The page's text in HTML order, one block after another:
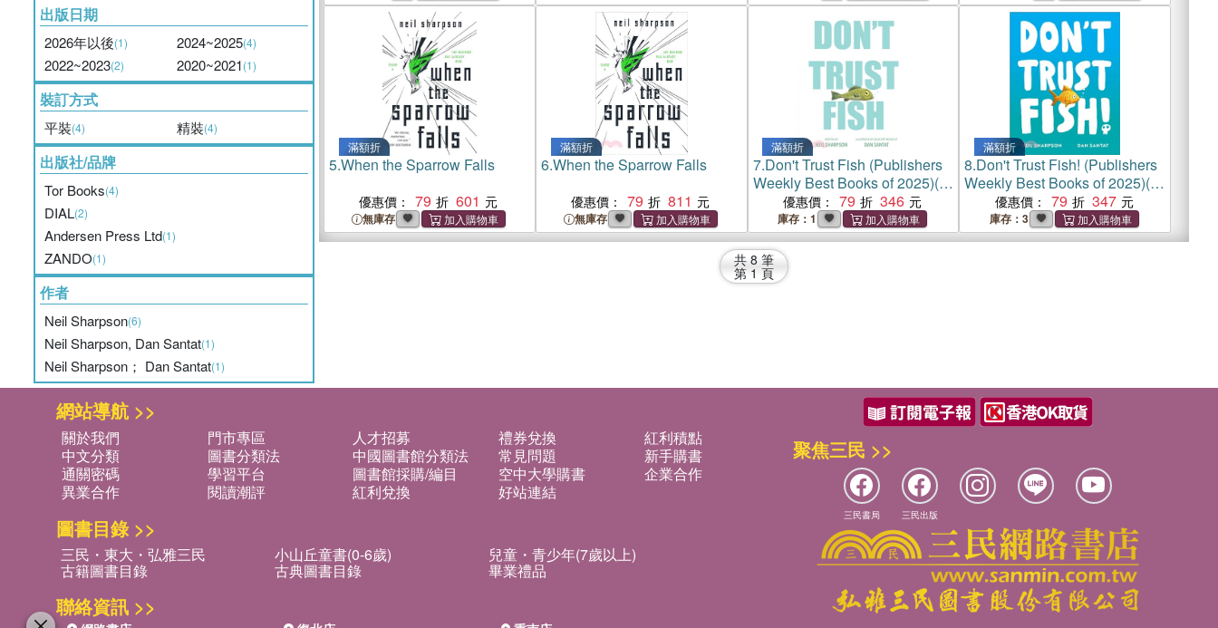
出版日期
2026年以後(1) 2024~2025(4)
2022~2023(2) 2020~2021(1)
裝訂方式
平裝(4) 精裝(4)
出版社/品牌
Tor Books(4)
DIAL(2)
Andersen Press Ltd(1)
ZANDO(1)
作者
Neil Sharpson(6)
Neil Sharpson, Dan Santat(1)
Neil Sharpson； Dan Santat(1)
滿額折
5.When the Sparrow Falls
優惠價： 79 601
無庫存
滿額折
6.When the Sparrow Falls
優惠價： 79 811
無庫存
滿額折
7.Don't Trust Fish (Publishers
Weekly Best Books of 2025)(美
國版)優惠價： 79 346
庫存：1
滿額折
8.Don't Trust Fish! (Publishers
Weekly Best Books of 2025)(英
國版)優惠價： 79 347
庫存：3
共 8 筆
第 1 頁
網站導航 >>
關於我們 門市專區 人才招募 禮券兌換
紅利積點
中文分類
圖書分類法 中國圖書館分類法 常見問題
新手購書
通關密碼
學習平台 圖書館採購/編目 空中大學購書
企業合作
異業合作
閱讀潮評 紅利兌換 好站連結
圖書目錄 >>
三民・東大・弘雅三民 小山丘童書(0-6歲) 兒童・青少年(7歲以上)
古籍圖書目錄 古典圖書目錄 畢業禮品
聯絡資訊 >>
聚焦三民 >>
三民書局 三民出版